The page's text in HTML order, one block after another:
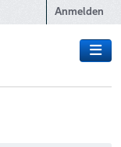
Anmelden